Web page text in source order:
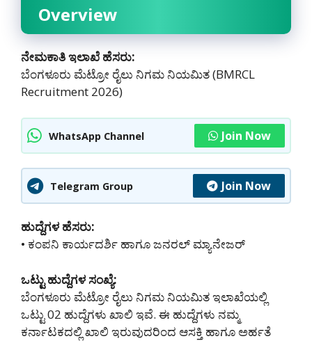
Overview
ನೇಮಕಾತಿ ಇಲಾಖೆ ಹೆಸರು:
ಬೆಂಗಳೂರು ಮೆಟ್ರೋ ರೈಲು ನಿಗಮ ನಿಯಮಿತ (BMRCL
Recruitment 2026)
WhatsApp Channel Join Now
Telegram Group Join Now
ಹುದ್ದೆಗಳ ಹೆಸರು:
• ಕಂಪನಿ ಕಾರ್ಯದರ್ಶಿ ಹಾಗೂ ಜನರಲ್ ಮ್ಯಾನೇಜರ್
ಒಟ್ಟು ಹುದ್ದೆಗಳ ಸಂಖ್ಯೆ:
ಬೆಂಗಳೂರು ಮೆಟ್ರೋ ರೈಲು ನಿಗಮ ನಿಯಮಿತ ಇಲಾಖೆಯಲ್ಲಿ
ಒಟ್ಟು 02 ಹುದ್ದೆಗಳು ಖಾಲಿ ಇವೆ. ಈ ಹುದ್ದೆಗಳು ನಮ್ಮ
ಕರ್ನಾಟಕದಲ್ಲಿ ‌ಖಾಲಿ ಇರುವುದರಿಂದ ಆಸಕ್ತಿ ಹಾಗೂ ಅರ್ಹತೆ